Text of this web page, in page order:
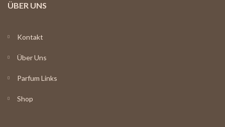
ÜBER UNS
Kontakt
Über Uns
Parfum Links
Shop